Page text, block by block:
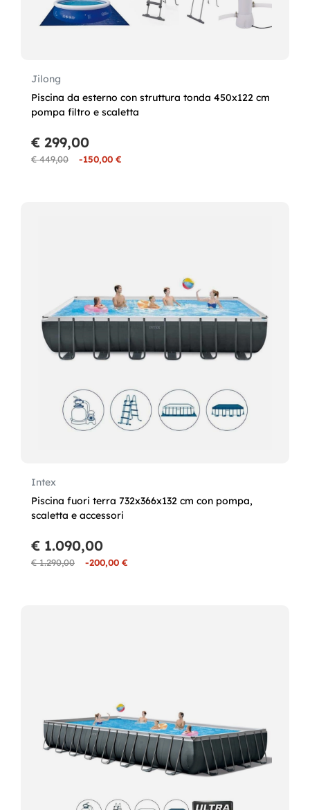
Jilong
Piscina da esterno con struttura tonda 450x122 cm
pompa filtro e scaletta
€ 449,00 -150,00 €
€ 299,00
Intex
Piscina fuori terra 732x366x132 cm con pompa,
scaletta e accessori
€ 1.290,00 -200,00 €
€ 1.090,00